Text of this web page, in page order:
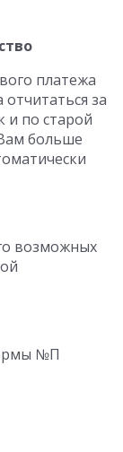
платежа
за
и по старой
больше
возможных
№П